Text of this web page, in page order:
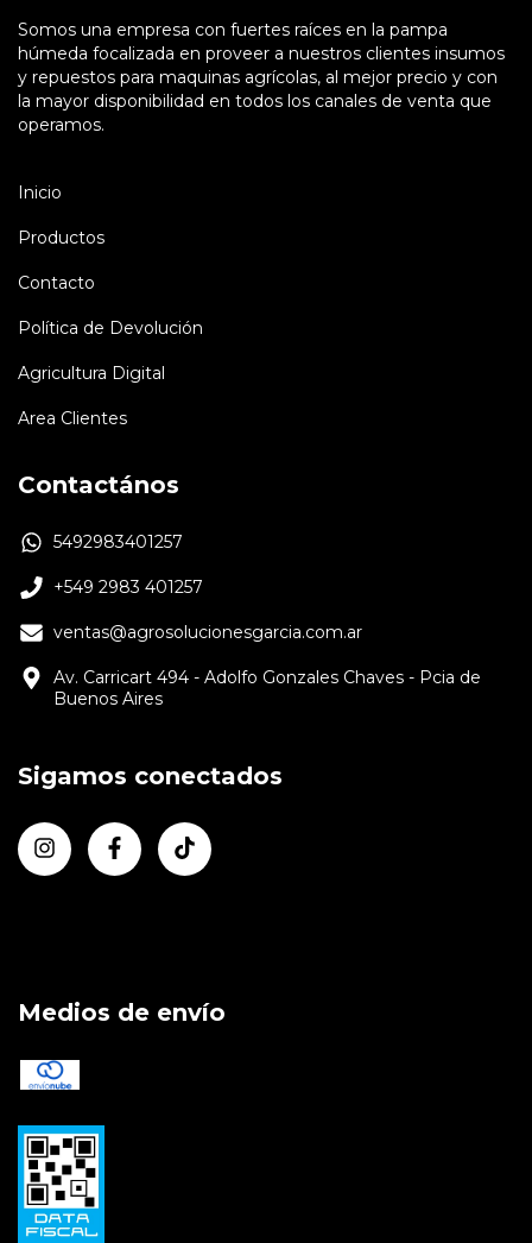
Somos una empresa con fuertes raíces en la pampa
húmeda focalizada en proveer a nuestros clientes insumos
y repuestos para maquinas agrícolas, al mejor precio y con
la mayor disponibilidad en todos los canales de venta que
operamos.
Inicio
Productos
Contacto
Política de Devolución
Agricultura Digital
Area Clientes
Contactános
5492983401257
+549 2983 401257
ventas@agrosolucionesgarcia.com.ar
Av. Carricart 494 - Adolfo Gonzales Chaves - Pcia de
Buenos Aires
Sigamos conectados
Medios de envío